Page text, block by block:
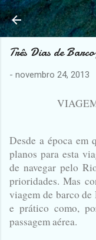
Três Dias de
- novembro 24, 2013
Desde a época em
planos para esta
de navegar pelo
prioridades. Mas
viagem de barco
e prático como,
passagem aérea.